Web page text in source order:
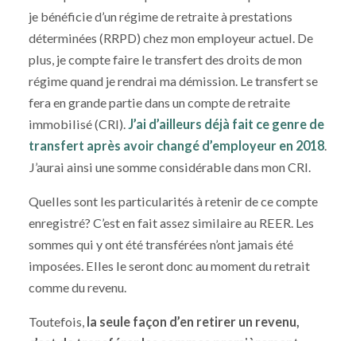
je bénéficie d’un régime de retraite à prestations
déterminées (RRPD) chez mon employeur actuel. De
plus, je compte faire le transfert des droits de mon
régime quand je rendrai ma démission. Le transfert se
fera en grande partie dans un compte de retraite
immobilisé (CRI).J’ai d’ailleurs déjà fait ce genre de
transfert après avoir changé d’employeur en 2018.
J’aurai ainsi une somme considérable dans mon CRI.
Quelles sont les particularités à retenir de ce compte
enregistré? C’est en fait assez similaire au REER. Les
sommes qui y ont été transférées n’ont jamais été
imposées. Elles le seront donc au moment du retrait
comme du revenu.
Toutefois, la seule façon d’en retirer un revenu,